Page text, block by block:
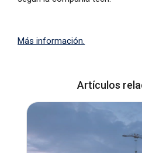
Más información.
Artículos